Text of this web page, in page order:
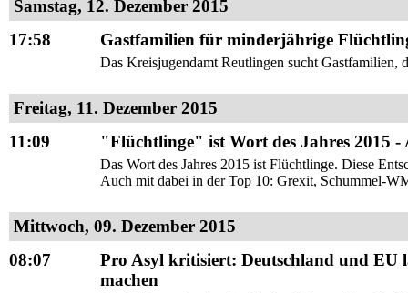
Samstag, 12. Dezember 2015
17:58
Gastfamilien für minderjährige
Das Kreisjugendamt Reutlingen sucht Gastfamilien,
Freitag, 11. Dezember 2015
11:09
"Flüchtlinge" ist Wort des Jahres 2015
Das Wort des Jahres 2015 ist Flüchtlinge. Diese
Auch mit dabei in der Top 10: Grexit, Schummel-
Mittwoch, 09. Dezember 2015
08:07
Pro Asyl kritisiert: Deutschland und EU
machen